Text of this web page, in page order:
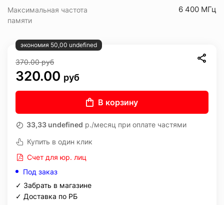
Максимальная частота
памяти
6 400 МГц
экономия 50,00 undefined
370.00руб
320.00 руб
В корзину
33,33 undefined р./месяц при оплате частями
Купить в один клик
Счет для юр. лиц
Под заказ
✓ Забрать в магазине
✓ Доставка по РБ